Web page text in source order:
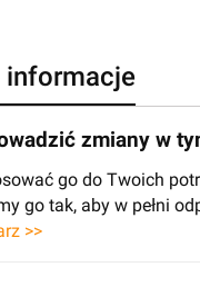
informacje
zmiany w
go do Twoich
go tak, aby w pełni
>>